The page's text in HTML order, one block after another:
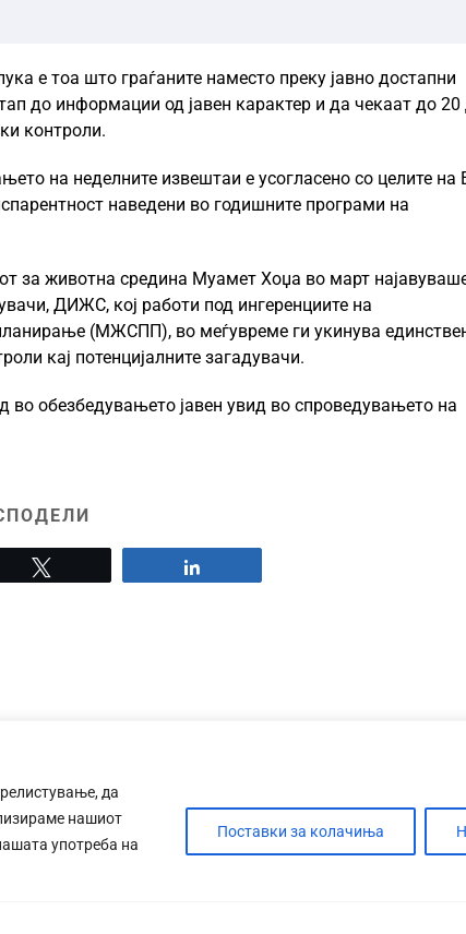
да
нашиот
употреба на
Поставки за колачиња
е тоа што граѓаните наместо преку јавно достапни
до информации од јавен карактер и да чекаат до 20
контроли.
на неделните извештаи е усогласено со целите на
наведени во годишните програми на
за животна средина Муамет Хоџа во март
ДИЖС, кој работи под ингеренциите на
(МЖСПП), во меѓувреме ги укинува
кај потенцијалните загадувачи.
во обезбедувањето јавен увид во спроведувањето на